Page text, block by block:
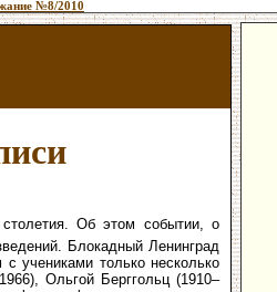
№8/2010
Об этом событии, о
Блокадный Ленинград
учениками только несколько
Ольгой Берггольц (1910–